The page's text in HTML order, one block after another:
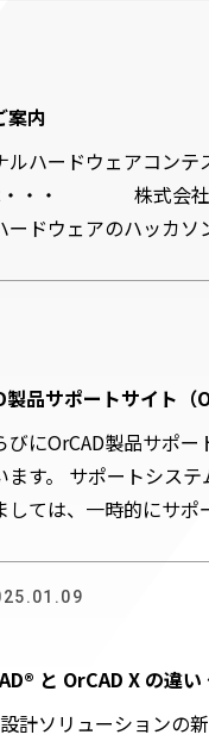
案内
ルハードウェアコン
・・ 株式会社ピ
ハードウェアのハ
製品サポートサイト
びにOrCAD製品サポ
す。 サポートシス
しては、一時的にサ
と OrCAD X の違い
計ソリューションの